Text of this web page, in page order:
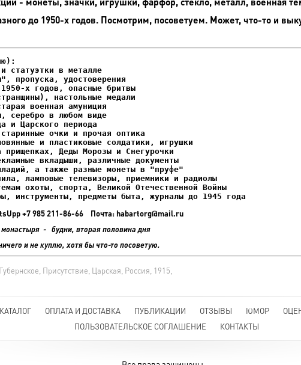
до 1950-х годов. Посмотрим, посоветуем. Может, что-то и
статуэтки в металле
пропуска, удостоверения
Деды Морозы и Снегурочки
инструменты, предметы быта, журналы до 1945 года
+7 985 211-86-66 Почта: habartorg@mail.ru
- будни, вторая половина дня
и не куплю, хотя бы что-то посоветую.
Присутствие, Царская, Россия, 1915,
КАТАЛОГ ОПЛАТА И ДОСТАВКА ПУБЛИКАЦИИ ОТЗЫВЫ ЮМОР
ПОЛЬЗОВАТЕЛЬСКОЕ СОГЛАШЕНИЕ
КОНТАКТЫ